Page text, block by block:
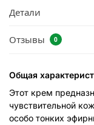
Детали
Отзывы 0
Общая
Этот крем
чувствительной
особо тонких